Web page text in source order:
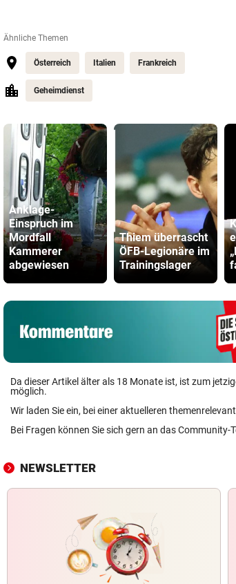
Ähnliche Themen
Österreich Italien Frankreich
Geheimdienst
Anklage-
Einspruch im
Mordfall
Kammerer
abgewiesen
Thiem überrascht
ÖFB-Legionäre im
Trainingslager
Da dieser Artikel älter als 18 Monate ist, ist zum
möglich.
Wir laden Sie ein, bei einer aktuelleren
Bei Fragen können Sie sich gern an das Community-
NEWSLETTER